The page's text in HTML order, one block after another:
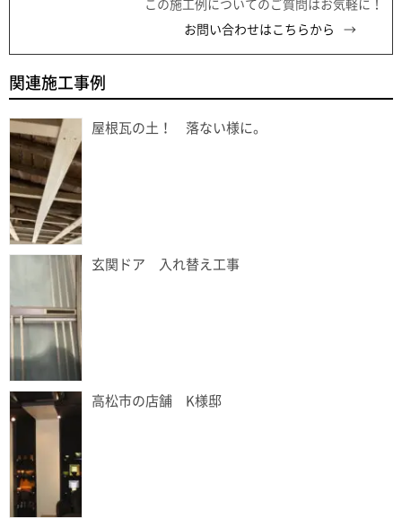
この施工例についてのご質問はお気軽に！
お問い合わせはこちらから
関連施工事例
屋根瓦の土！ 落ない様に。
玄関ドア 入れ替え工事
高松市の店舗 K様邸